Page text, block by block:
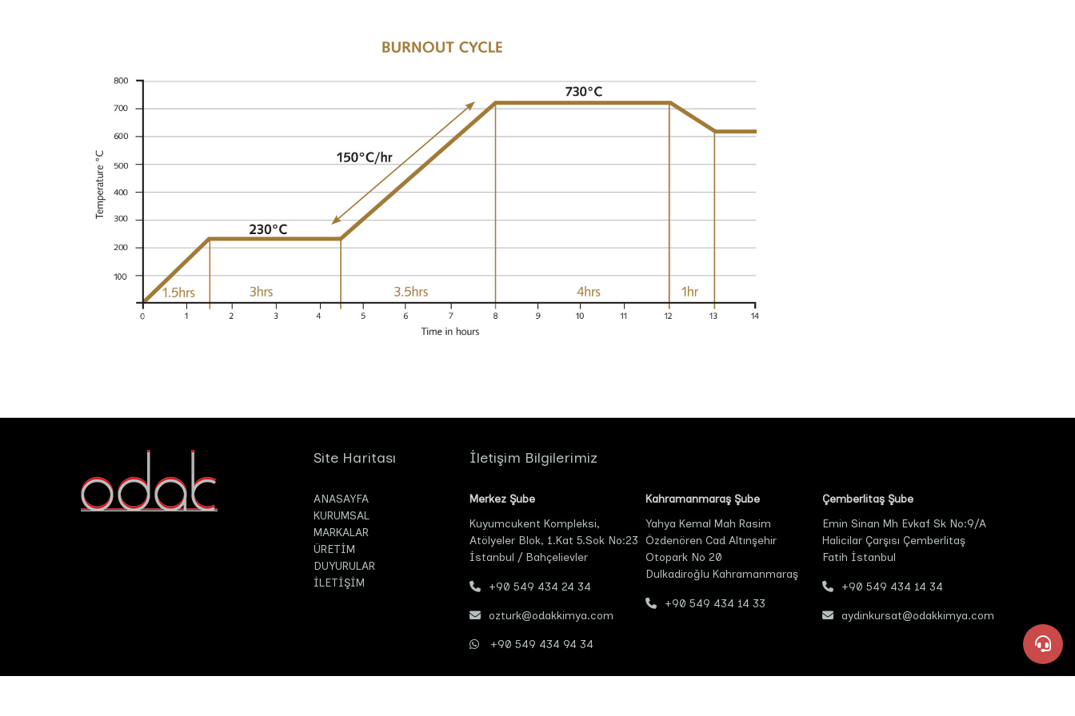
Site Haritası
ANASAYFA
KURUMSAL
MARKALAR
ÜRETİM
DUYURULAR
İLETİŞİM
İletişim Bilgilerimiz
Merkez Şube
Kuyumcukent Kompleksi,
Atölyeler Blok, 1.Kat 5.Sok No:23
İstanbul / Bahçelievler
+90 549 434 24 34
ozturk@odakkimya.com
Kahramanmaraş Şube
Yahya Kemal Mah Rasim
Özdenören Cad Altınşehir
Otopark No 20
Dulkadiroğlu Kahramanmaraş
+90 549 434 14 33
Çemberlitaş Şube
Emin Sinan Mh Evkaf Sk No:9/A
Halicilar Çarşısı Çemberlitaş
Fatih İstanbul
+90 549 434 14 34
aydinkursat@odakkimya.com
+90 549 434 94 34